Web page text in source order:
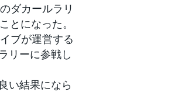
ダカールラリ
とになった。
ブが運営する
リーに参戦し
い結果になら